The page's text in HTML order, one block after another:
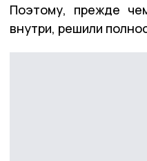
Поэтому, прежде
внутри, решили